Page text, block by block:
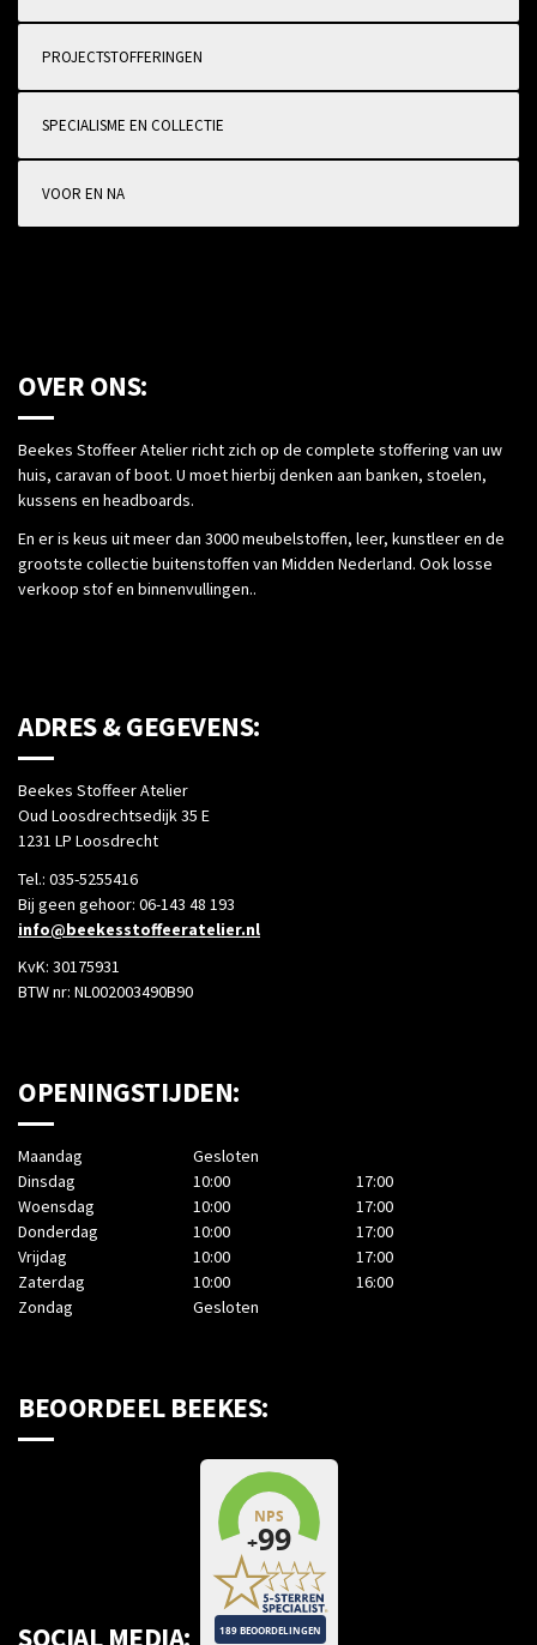
PROJECTSTOFFERINGEN
SPECIALISME EN COLLECTIE
VOOR EN NA
OVER ONS:
Beekes Stoffeer Atelier richt zich op de complete stoffering van uw
huis, caravan of boot. U moet hierbij denken aan banken, stoelen,
kussens en headboards.
En er is keus uit meer dan 3000 meubelstoffen, leer, kunstleer en de
grootste collectie buitenstoffen van Midden Nederland. Ook losse
verkoop stof en binnenvullingen..
ADRES & GEGEVENS:
Beekes Stoffeer Atelier
Oud Loosdrechtsedijk 35 E
1231 LP Loosdrecht
Tel.: 035-5255416
Bij geen gehoor: 06-143 48 193
info@beekesstoffeeratelier.nl
KvK: 30175931
BTW nr: NL002003490B90
OPENINGSTIJDEN:
Maandag
Gesloten
Dinsdag
10:00
17:00
Woensdag
10:00
17:00
Donderdag
10:00
17:00
Vrijdag
10:00
17:00
Zaterdag
10:00
16:00
Zondag
Gesloten
BEOORDEEL BEEKES:
SOCIAL MEDIA: